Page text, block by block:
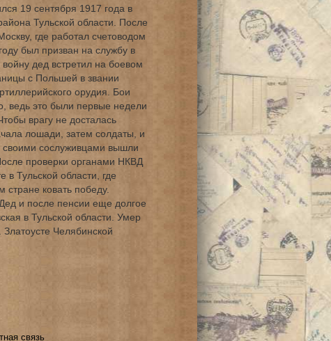
19 сентября 1917 года в
Тульской области. После
где работал счетоводом
был призван на службу в
дед встретил на боевом
с Польшей в звании
орудия. Бои
ведь это были первые недели
врагу не досталась
лошади, затем солдаты, и
своими сослуживцами вышли
проверки органами НКВД
в Тульской области, где
ковать победу.
и после пенсии еще долгое
в Тульской области. Умер
Златоусте Челябинской
связь